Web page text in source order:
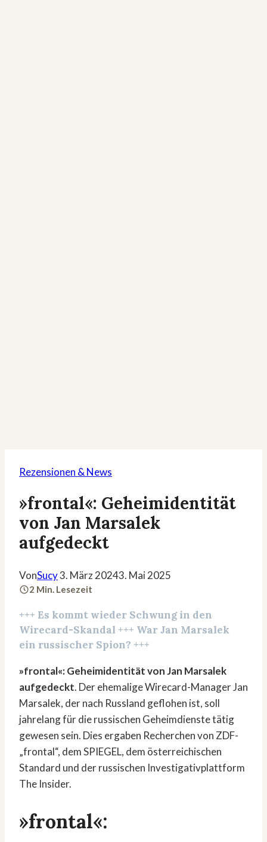
Rezensionen & News
»frontal«: Geheimidentität
von Jan Marsalek
aufgedeckt
VonSucy3. März 20243. Mai 2025
2 Min. Lesezeit
+++ Es kommt wieder Schwung in den
Wirecard-Skandal +++ WarJan Marsalek
ein russischer Spion? +++
»frontal«: Geheimidentität von Jan Marsalek
aufgedeckt. Der ehemalige Wirecard-Manager Jan
Marsalek, der nach Russland geflohen ist, soll
jahrelang für die russischen Geheimdienste tätig
gewesen sein. Dies ergaben Recherchen von ZDF-
„frontal“, dem SPIEGEL, dem österreichischen
Standard und der russischen Investigativplattform
The Insider.
»frontal«: